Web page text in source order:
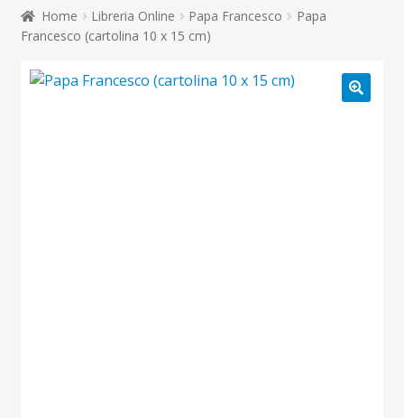
Contatti
child
Don Bosco
il
menu
Home Libreria Online Papa Francesco
Papa
Francesco (cartolina 10 x 15 cm)